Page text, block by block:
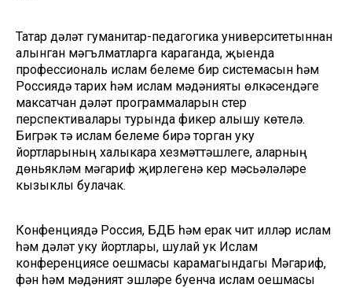
Татар дәүләт гуманитар-педагогика университетыннан
алынган мәгълүматларга караганда, җыенда
профессиональ ислам белеме бирү системасын һәм
Россиядә тарих һәм ислам мәдәнияты өлкәсендәге
максатчан дәүләт программаларын үстерү
перспективалары турында фикер алышу көтелә.
Бигрәк тә ислам белеме бирә торган уку
йортларының халыкара хезмәттәшлеге, аларның
дөньякүләм мәгариф җирлегенә керү мәсьәләләре
кызыклы булачак.
Конфенциядә Россия, БДБ һәм ерак чит илләр ислам
һәм дәүләт уку йортлары, шулай ук Ислам
конференциясе оешмасы карамагындагы Мәгариф,
фән һәм мәдәният эшләре буенча ислам оешмасы